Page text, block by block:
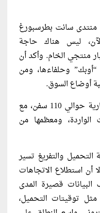
منتدى سانت بطرسبورغ
ليس هناك حاجة
منتجي الخام. وأكد أن
وحلفاءها، ومن
أوضاع السوق.
ناهز إجمالي حركة السفن التجارية حوالي 110 سفن، مع
ومعظمها من
والتفريغ تسير
أن استطلاع الاتجاهات
قصيرة المدى
توقيتات التحميل،